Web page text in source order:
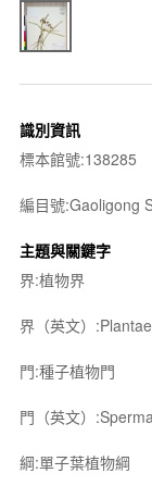
識別資訊
標本館號:138285
編目號:Gaoligong
主題與關鍵字
界:植物界
界（英文）:Plantae
門:種子植物門
門（英文）
綱:單子葉植物綱